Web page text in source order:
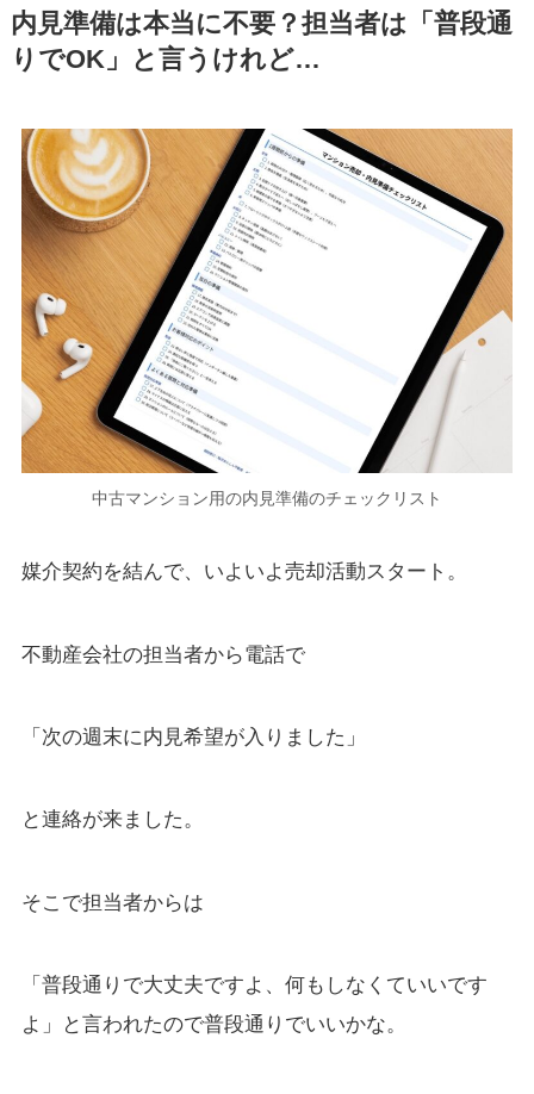
内見準備は本当に不要？担当者は「普段通
りでOK」と言うけれど…
中古マンション用の内見準備のチェックリスト
媒介契約を結んで、いよいよ売却活動スタート。
不動産会社の担当者から電話で
「次の週末に内見希望が入りました」
と連絡が来ました。
そこで担当者からは
「普段通りで大丈夫ですよ、何もしなくていいです
よ」と言われたので普段通りでいいかな。